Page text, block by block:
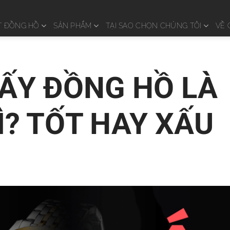
ĐỒNG HỒ SẢN PHẨM TẠI SAO CHỌN CHÚNG TÔI VỀ
ĐỒNG HỒ LÀ
TỐT HAY XẤU